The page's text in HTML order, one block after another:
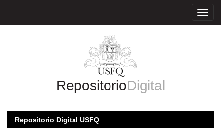
RepositorioDigital
Repositorio Digital USFQ